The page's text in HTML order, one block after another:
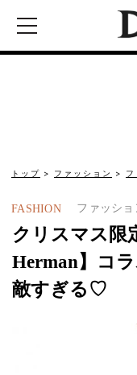
トップ ファッション
FASHION ファッショ
クリスマス限
Herman】コ
敵すぎる♡